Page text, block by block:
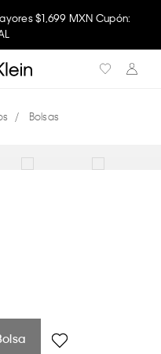
$1,699 MXN Cupón:
Bolsas